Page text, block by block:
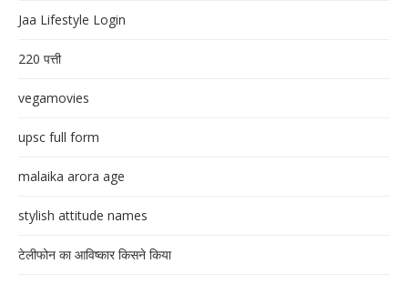
Jaa Lifestyle Login
220 पत्ती
vegamovies
upsc full form
malaika arora age
stylish attitude names
टेलीफोन का आविष्कार किसने किया